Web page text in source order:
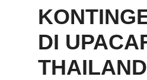
Futsalhita
DI